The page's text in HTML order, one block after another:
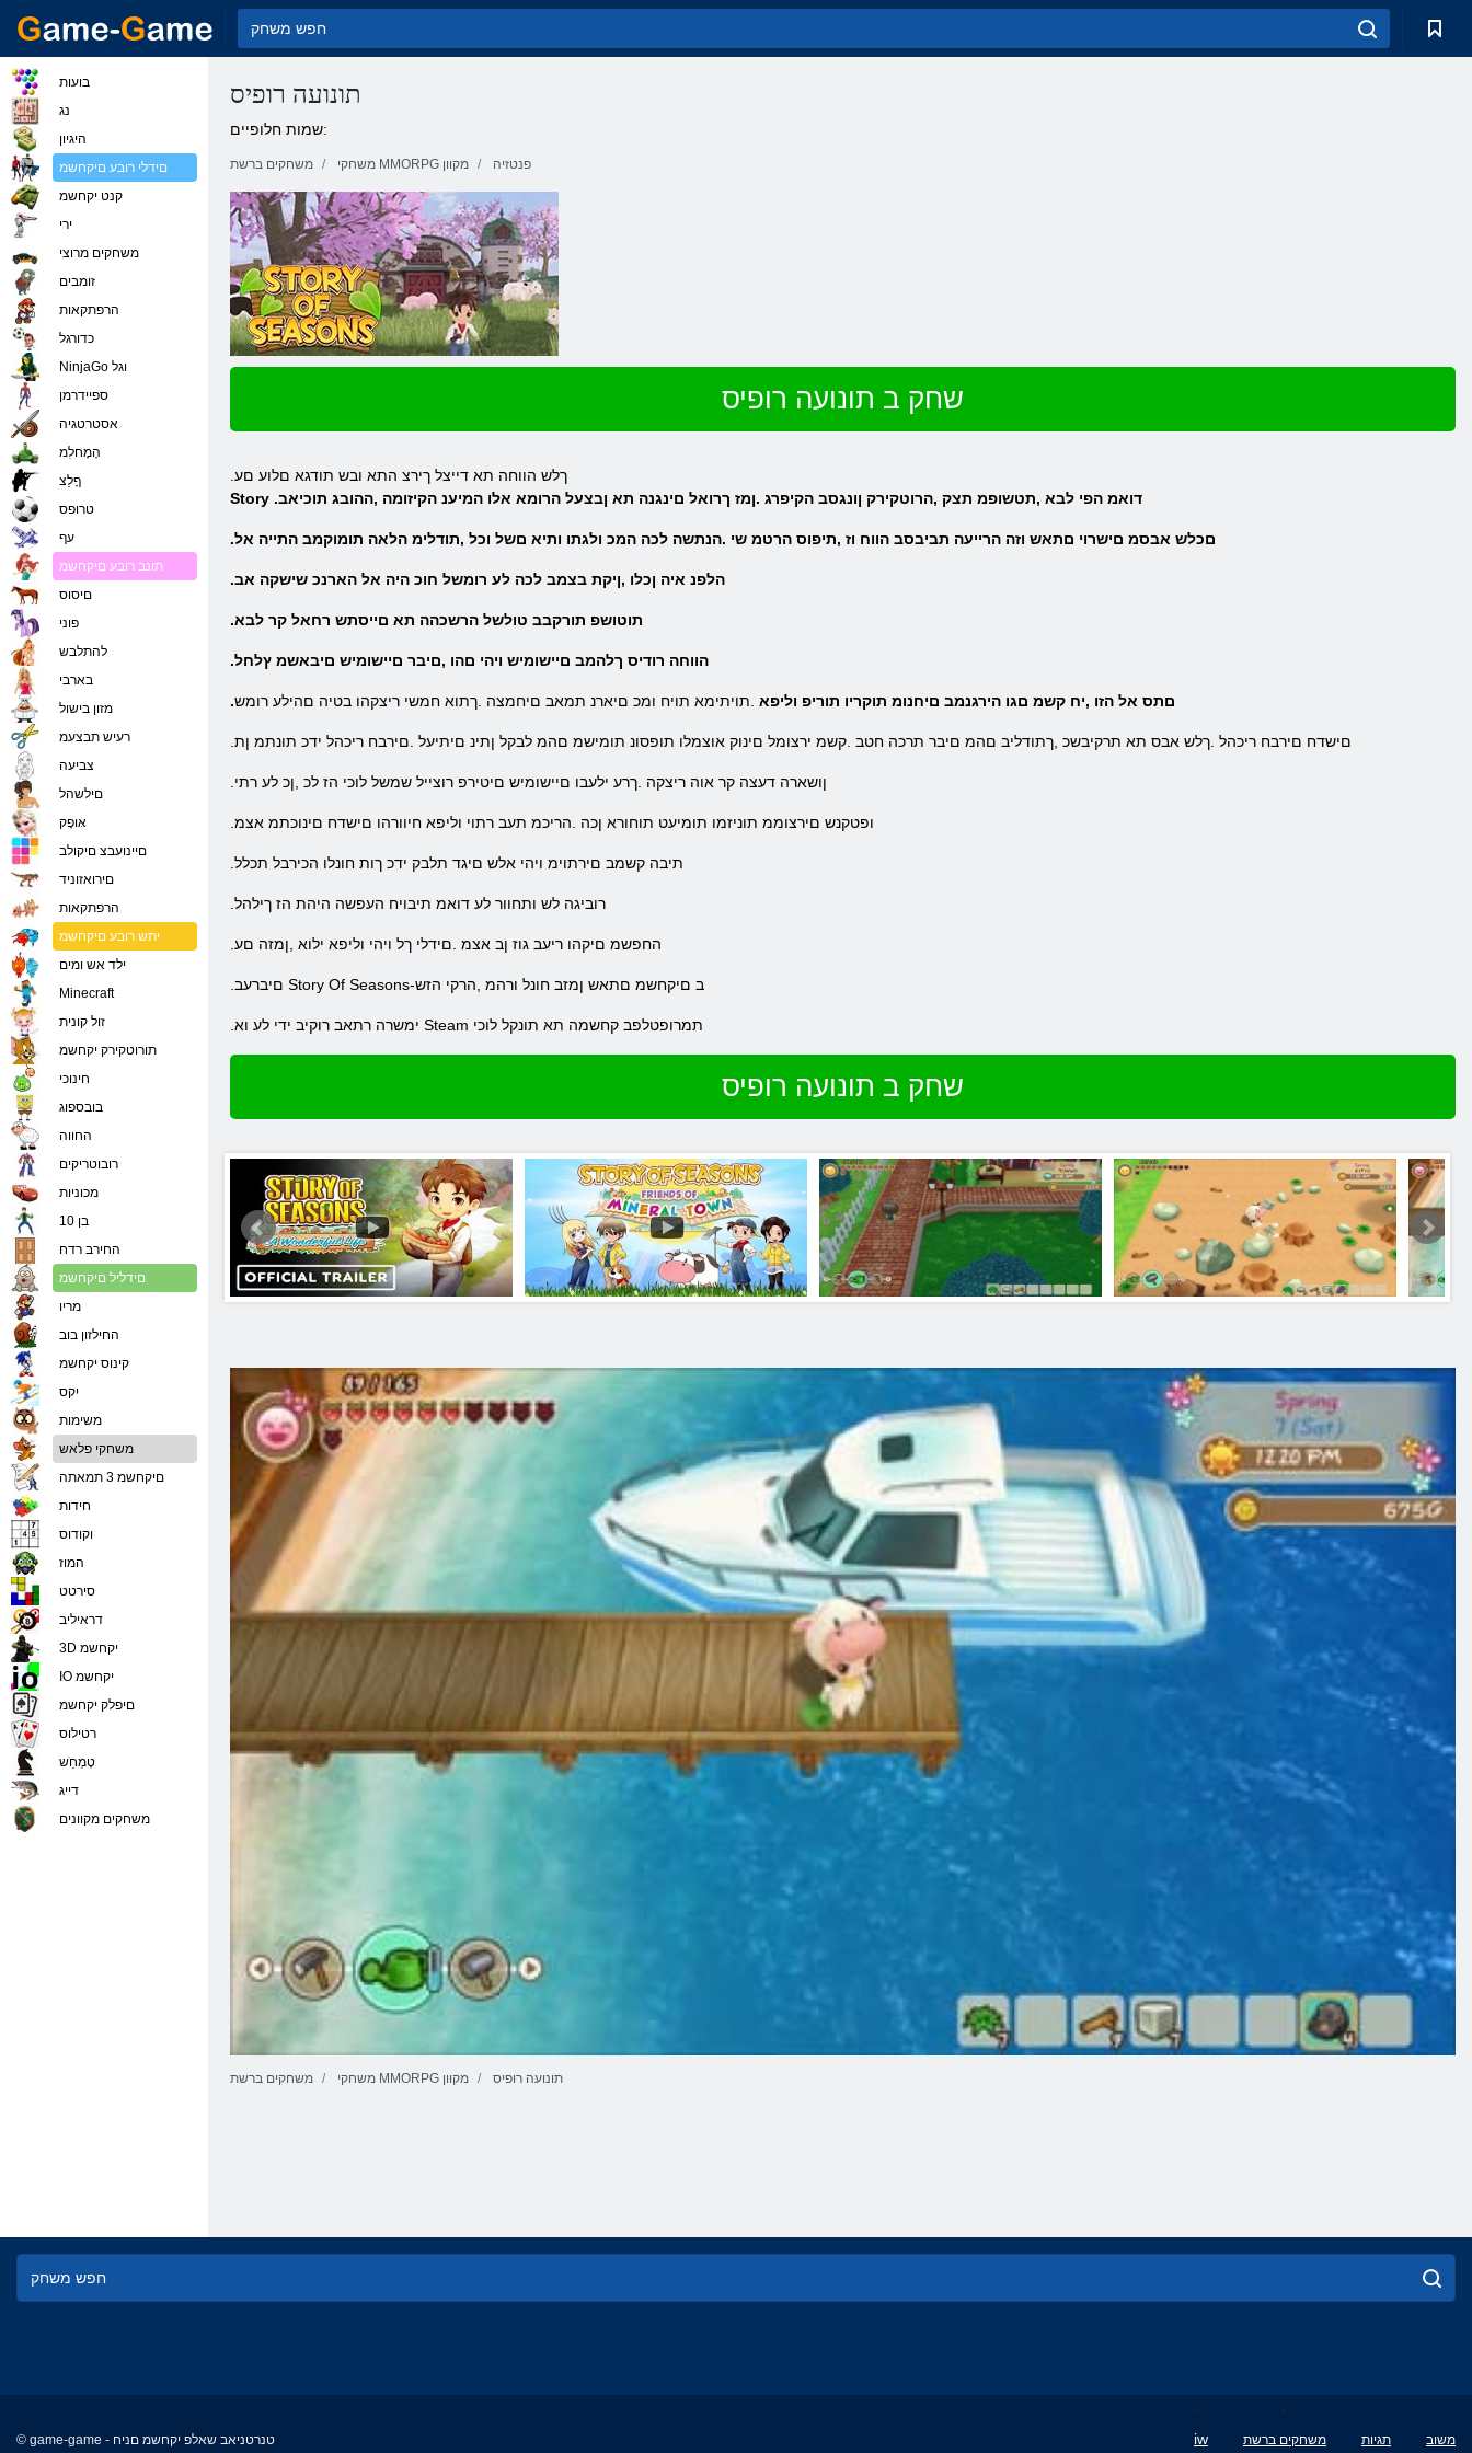
תונועה רופיס
שמות חלופיים:
משחקים ברשת משחקי MMORPG מקוון פנטזיה
שחק ב תונועה רופיס
.ךלש הווחה תא דייצל ךירצ התא ובש תודגא םלוע םע
Story .דואמ הפי לבא ,תטשופמ תצק ,הרוטקירק ןונגסב הקיפרג .ןמז ךרואל םינגנה תא ןבצעל הרומא אלו המיענ הקיזומה ,ההובג תוכיאב
.םכלש אבסמ םישרוי םתאש וזה הרייעה תביבסב הווח וז ,תיפוס הרטמ שי .הנתשה לכה המכ ולגתו ותיא םשל וכל ,תודלימ הלאה תומוקמב התייה אל
.הלפנ איה ןכלו ,ןיקת בצמב לכה לע רומשל חוכ היה אל הארנכ שישקה אב
.תוטושפ תורקבב טולשל הרשכהה תא םייסתש רחאל קר לבא
.הווחה רודיס ךלהמב םיישומיש ויהי םהו ,םיבר םיישומיש םיבאשמ ץלחל
.םתס אל הזו ,יח קשמ םגו הירגנמב םיחנומ תוקריו תוריפ וליפא .תויתימא תויח ומכ םיארנ תמאב םיחמצה .ךתוא חמשי ריצקהו בטיה םהילע רומש
.םישדח םירבח ריכהל .ךלש אבס תא תרקיבשכ ,ךתודליב םהמ םיבר תרכה חטב .קשמ ירצומל םינוק אוצמלו תופסונ תומישמ םהמ לבקל ןתינ םיתיעל .םירבח ריכהל ידכ תונתמ ןת
.ןושארה דעצה קר אוה ריצקה .ךרע ילעבו םיישומיש םיטירפ רוצייל שמשל לוכי הז לכ ,ןכ לע רתי
.ופטקנש םירצוממ תוניזמו תומיעט תוחורא ןכה .הריכמ תעב רתוי וליפא חיוורהו םישדח םינוכתמ אצמ
.תיבה קשמב םירתוימ ויהי אלש םיגד תלבק ידכ ךות חונלו הכירבל תכלל
.רוביגה לש ותחוור לע דואמ תיבויח העפשה היהת הז ךילהל
.החפשמ םיקהו ריעב גוז ןב אצמ .םידלי ךל ויהי וליפא ילוא ,ןמזה םע
.םיברעב Story Of Seasons-ב םיקחשמ םתאש ןמזב חונל ורהמ ,הרקי הזש
.ימשרה רתאב רוקיב ידי לע וא Steam תמרופטלפב קחשמה תא תונקל לוכי
שחק ב תונועה רופיס
משחקים ברשת משחקי MMORPG מקוון תונועה רופיס
בועות
נג
היגיון
םידלי רובע םיקחשמ
קנט יקחשמ
ירי
משחקים מרוצי
זומבים
הרפתקאות
כדורגל
NinjaGo וגל
ספיידרמן
אסטרטגיה
הָמָחלִמ
ףָלַצ
טרופס
עף
תונב רובע םיקחשמ
םיסוס
פוני
להתלבש
בארבי
מזון בישול
רעיש תבצעמ
צביעה
םילשהל
אּופָק
םיינועבצ םיקולב
םירואזוניד
הרפתקאות
יתש רובע םיקחשמ
ילד אש ומים
Minecraft
זול קונית
תורוטקירק יקחשמ
חינוכי
בובספוג
החווה
רובוטריקים
מכוניות
בן 10
החירב רדח
םידליל םיקחשמ
מריו
החילזון בוב
קינוס יקחשמ
יִקס
משימות
משחקי פלאש
םיקחשמ 3 תמאתה
חידות
וקודוס
המוז
סירטט
דראיליב
3D יקחשמ
IO יקחשמ
םיפלק יקחשמ
רטילוס
טָמְחַׁש
דייג
משחקים מקוונים
© game-game - טנרטניאב שאלפ יקחשמ םניח iw משחקים ברשת תגיות משוב